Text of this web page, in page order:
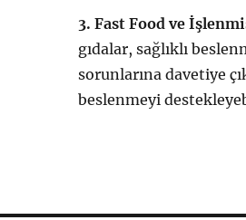
3. Fast Food ve
gıdalar, sağlıklı
sorunlarına davetiye
beslenmeyi